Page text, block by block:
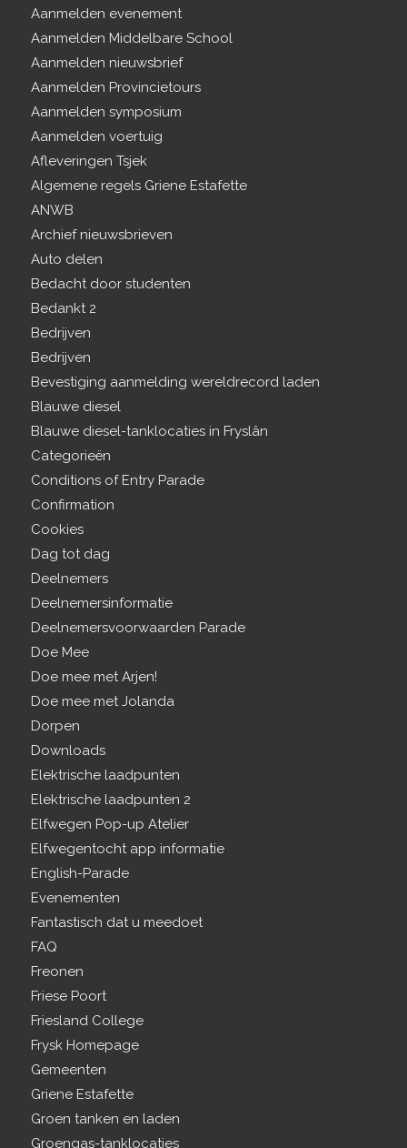
Aanmelden evenement
Aanmelden Middelbare School
Aanmelden nieuwsbrief
Aanmelden Provincietours
Aanmelden symposium
Aanmelden voertuig
Afleveringen Tsjek
Algemene regels Griene Estafette
ANWB
Archief nieuwsbrieven
Auto delen
Bedacht door studenten
Bedankt 2
Bedrijven
Bedrijven
Bevestiging aanmelding wereldrecord laden
Blauwe diesel
Blauwe diesel-tanklocaties in Fryslân
Categorieën
Conditions of Entry Parade
Confirmation
Cookies
Dag tot dag
Deelnemers
Deelnemersinformatie
Deelnemersvoorwaarden Parade
Doe Mee
Doe mee met Arjen!
Doe mee met Jolanda
Dorpen
Downloads
Elektrische laadpunten
Elektrische laadpunten 2
Elfwegen Pop-up Atelier
Elfwegentocht app informatie
English-Parade
Evenementen
Fantastisch dat u meedoet
FAQ
Freonen
Friese Poort
Friesland College
Frysk Homepage
Gemeenten
Griene Estafette
Groen tanken en laden
Groengas-tanklocaties